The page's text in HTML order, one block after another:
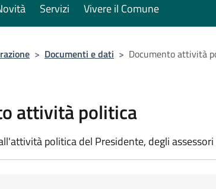
Servizi Vivere il Comune
> Documenti e dati > Documento attività
attività politica
politica del Presidente, degli